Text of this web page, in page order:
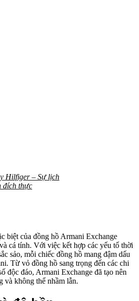
Hilfiger – Sự lịch
đích thực
biệt của đồng hồ Armani Exchange
cá tính. Với việc kết hợp các yếu tố thời
sảo, mỗi chiếc đồng hồ mang đậm dấu
Từ vỏ đồng hồ sang trọng đến các chi
độc đáo, Armani Exchange đã tạo nên
và không thể nhầm lẫn.